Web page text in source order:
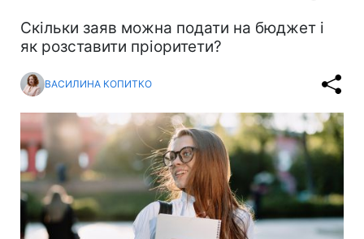
Скільки заяв можна подати на бюджет і
як розставити пріоритети?
ВАСИЛИНА КОПИТКО